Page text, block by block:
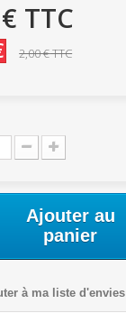
TTC
2,00 €TTC
Ajouter au
panier
à ma liste d'envies